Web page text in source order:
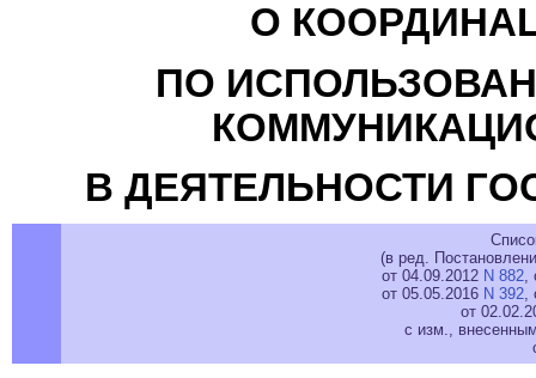
О
ПО
В ДЕЯТЕЛЬНОСТИ
(в ред.
от 04.09.2012 N 882,
от 05.05.2016 N 392,
от
с изм.,